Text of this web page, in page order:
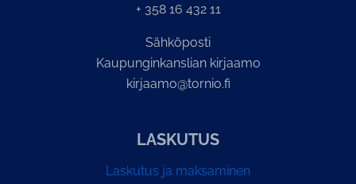
+ 358 16 432 11
Sähköposti
Kaupunginkanslian kirjaamo
kirjaamo@tornio.fi
LASKUTUS
Laskutus ja maksaminen